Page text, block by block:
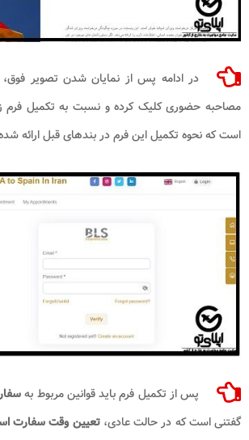
در ادامه پس از نمایان شدن تصویر فوق،
مصاحبه حضوری کلیک کرده و نسبت به تکمیل فرم
است که نحوه تکمیل این فرم در بندهای قبل ارائه
پس از تکمیل فرم باید قوانین مربوط به
گفتنی است که در حالت عادی،تعیین وقت سفارت